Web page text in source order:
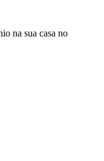
na sua casa no